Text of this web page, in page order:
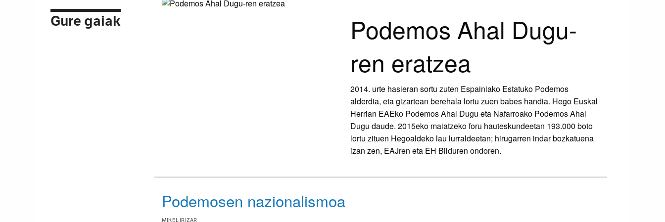
Gure gaiak
Podemos Ahal Dugu-
ren eratzea
2014. urte hasieran sortu zuten Espainiako Estatuko Podemos
alderdia, eta gizartean berehala lortu zuen babes handia. Hego Euskal
Herrian EAEko Podemos Ahal Dugu eta Nafarroako Podemos Ahal
Dugu daude. 2015eko maiatzeko foru hauteskundeetan 193.000 boto
lortu zituen Hegoaldeko lau lurraldeetan; hirugarren indar bozkatuena
izan zen, EAJren eta EH Bilduren ondoren.
Podemosen nazionalismoa
MIKEL IRIZAR